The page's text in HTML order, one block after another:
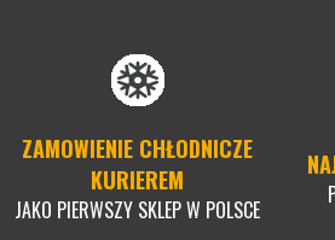
ZAMOWIENIE CHŁODNICZE
KURIEREM
JAKO PIERWSZY SKLEP W POLSCE